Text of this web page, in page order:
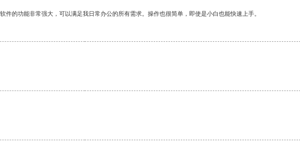
的功能非常强大，可以满足我日常办公的所有需求。操作也很简单，即使是小白也能快速上手。